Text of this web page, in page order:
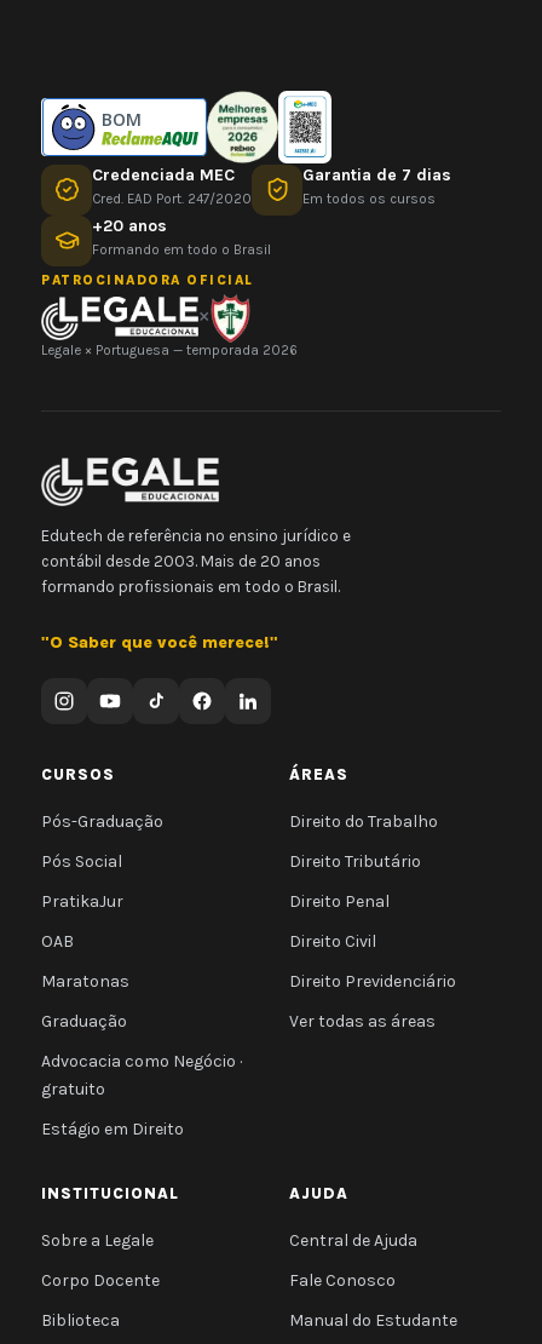
BOM
Credenciada MEC
Cred. EAD Port. 247/2020
Garantia de 7 dias
Em todos os cursos
+20 anos
Formando em todo o Brasil
PATROCINADORA OFICIAL
×
Legale × Portuguesa — temporada 2026
Edutech de referência no ensino jurídico e
contábil desde 2003. Mais de 20 anos
formando profissionais em todo o Brasil.
"O Saber que você merece!"
CURSOS
Pós-Graduação
Pós Social
PratikaJur
OAB
Maratonas
Graduação
Advocacia como Negócio ·
gratuito
Estágio em Direito
ÁREAS
Direito do Trabalho
Direito Tributário
Direito Penal
Direito Civil
Direito Previdenciário
Ver todas as áreas
INSTITUCIONAL
Sobre a Legale
Corpo Docente
Biblioteca
AJUDA
Central de Ajuda
Fale Conosco
Manual do Estudante